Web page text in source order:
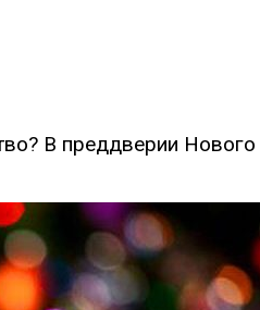
В преддверии